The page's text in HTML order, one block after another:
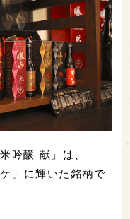
吟醸 献」は、
」に輝いた銘柄で